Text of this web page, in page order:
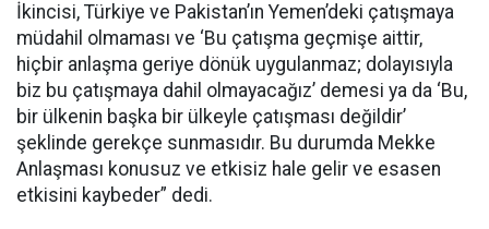
İkincisi, Türkiye ve Pakistan’ın Yemen’deki çatışmaya
müdahil olmaması ve ‘Bu çatışma geçmişe aittir,
hiçbir anlaşma geriye dönük uygulanmaz; dolayısıyla
biz bu çatışmaya dahil olmayacağız’ demesi ya da ‘Bu,
bir ülkenin başka bir ülkeyle çatışması değildir’
şeklinde gerekçe sunmasıdır. Bu durumda Mekke
Anlaşması konusuz ve etkisiz hale gelir ve esasen
etkisini kaybeder” dedi.